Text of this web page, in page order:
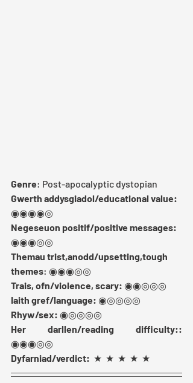
Genre: Post-apocalyptic dystopian
Gwerth addysgiadol/educational value:
◉◉◉◉◎
Negeseuon positif/positive messages:
◉◉◉◎◎
Themau trist,anodd/upsetting,tough
themes: ◉◉◉◎◎
Trais, ofn/violence, scary: ◉◉◎◎◎
Iaith gref/language: ◉◎◎◎◎
Rhyw/sex: ◉◎◎◎◎
Her darllen/reading difficulty::
◉◉◉◎◎
Dyfarniad/verdict:
  ★  ★  ★  ★  ★